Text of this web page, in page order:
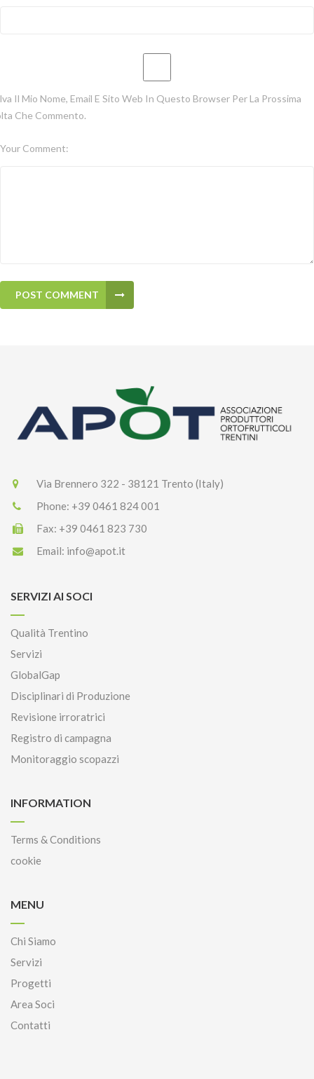
Il Mio Nome, Email E Sito Web In Questo Browser Per La Prossima
Che Commento.
Your Comment:
POST COMMENT
Via Brennero 322 - 38121 Trento (Italy)
Phone: +39 0461 824 001
Fax: +39 0461 823 730
Email: info@apot.it
SERVIZI AI SOCI
Qualità Trentino
Servizi
GlobalGap
Disciplinari di Produzione
Revisione irroratrici
Registro di campagna
Monitoraggio scopazzi
INFORMATION
Terms & Conditions
cookie
MENU
Chi Siamo
Servizi
Progetti
Area Soci
Contatti